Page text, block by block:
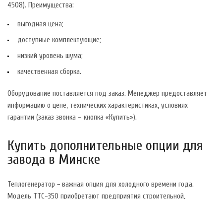
4508). Преимущества:
выгодная цена;
доступные комплектующие;
низкий уровень шума;
качественная сборка.
Оборудование поставляется под заказ. Менеджер предоставляет
информацию о цене, технических характеристиках, условиях
гарантии (заказ звонка – кнопка «Купить»).
Купить дополнительные опции для
завода в Минске
Теплогенератор − важная опция для холодного времени года.
Модель ТТС-350 приобретают предприятия строительной,